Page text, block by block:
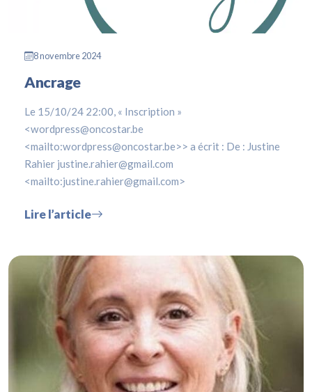
8 novembre 2024
Ancrage
Le 15/10/24 22:00, « Inscription »
<wordpress@oncostar.be
<mailto:wordpress@oncostar.be>> a écrit : De : Justine
Rahier justine.rahier@gmail.com
<mailto:justine.rahier@gmail.com>
Lire l’article